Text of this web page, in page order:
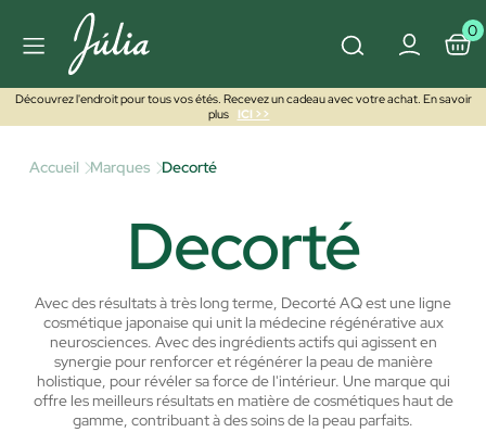
0
Découvrez l'endroit pour tous vos étés. Recevez un cadeau avec votre achat. En savoir
plus
ICI >>
Accueil Marques Decorté
Decorté
Avec des résultats à très long terme, Decorté AQ est une ligne
cosmétique japonaise qui unit la médecine régénérative aux
neurosciences. Avec des ingrédients actifs qui agissent en
synergie pour renforcer et régénérer la peau de manière
holistique, pour révéler sa force de l'intérieur. Une marque qui
offre les meilleurs résultats en matière de cosmétiques haut de
gamme, contribuant à des soins de la peau parfaits.